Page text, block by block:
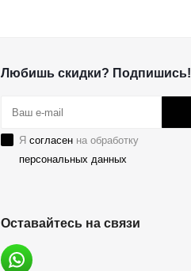
Любишь скидки? Подпишись!
Я согласенна обработку
персональных данных
Оставайтесь на связи